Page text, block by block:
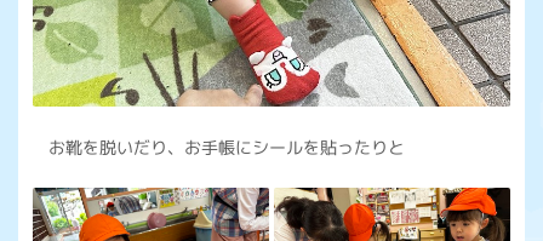
お靴を脱いだり、お手帳にシールを貼ったりと